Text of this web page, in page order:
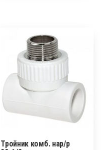
Тройник комб. нар/р